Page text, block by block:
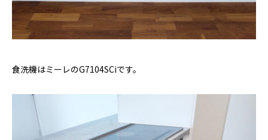
食洗機はミーレのG7104SCiです。